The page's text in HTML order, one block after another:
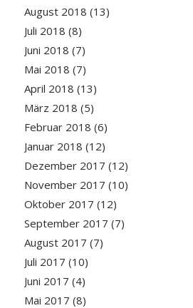
August 2018 (13)
Juli 2018 (8)
Juni 2018 (7)
Mai 2018 (7)
April 2018 (13)
März 2018 (5)
Februar 2018 (6)
Januar 2018 (12)
Dezember 2017 (12)
November 2017 (10)
Oktober 2017 (12)
September 2017 (7)
August 2017 (7)
Juli 2017 (10)
Juni 2017 (4)
Mai 2017 (8)